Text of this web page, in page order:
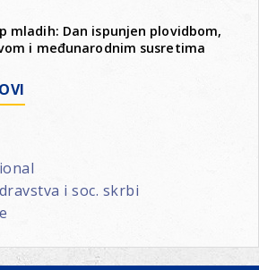
mladih: Dan ispunjen plovidbom,
i međunarodnim susretima
i soc. skrbi